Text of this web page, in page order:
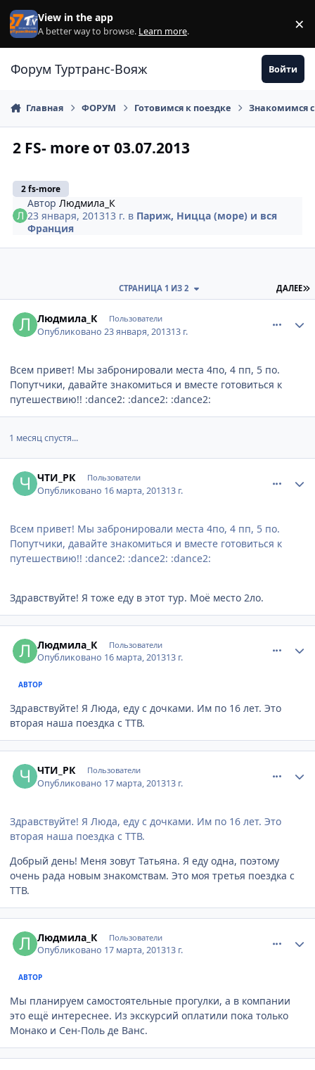
Перейти к содержанию
View in the app
A better way to browse. Learn more. ×
Форум Туртранс-Вояж Войти
Главная ФОРУМ Готовимся к поездке Знакомимся
2 FS- more от 03.07.2013
2 fs-more
АвторЛюдмила_К
23 января, 201313 г. в Париж, Ницца (море) и вся
Франция
ДАЛЕЕ
СТРАНИЦА 1 ИЗ 2
Людмила_К Пользователи
Опубликовано23 января, 201313 г.
Всем привет! Мы забронировали места 4по, 4 пп, 5 по.
Попутчики, давайте знакомиться и вместе готовиться к
путешествию!! :dance2: :dance2: :dance2:
1 месяц спустя...
ЧТИ_РК Пользователи
Опубликовано 16 марта, 201313 г.
Всем привет! Мы забронировали места 4по, 4 пп, 5 по.
Попутчики, давайте знакомиться и вместе готовиться к
путешествию!! :dance2: :dance2: :dance2:
Здравствуйте! Я тоже еду в этот тур. Моё место 2ло.
Людмила_К Пользователи
Опубликовано 16 марта, 201313 г.
АВТОР
Здравствуйте! Я Люда, еду с дочками. Им по 16 лет. Это
вторая наша поездка с ТТВ.
ЧТИ_РК Пользователи
Опубликовано 17 марта, 201313 г.
Здравствуйте! Я Люда, еду с дочками. Им по 16 лет. Это
вторая наша поездка с ТТВ.
Добрый день! Меня зовут Татьяна. Я еду одна, поэтому
очень рада новым знакомствам. Это моя третья поездка с
ТТВ.
Людмила_К Пользователи
Опубликовано 17 марта, 201313 г.
АВТОР
Мы планируем самостоятельные прогулки, а в компании
это ещё интереснее. Из экскурсий оплатили пока только
Монако и Сен-Поль де Ванс.